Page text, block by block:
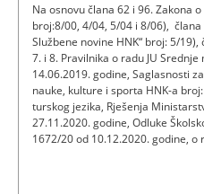
Na osnovu člana 62 i 96. Zakona
broj:8/00, 4/04, 5/04 i 8/06),
Službene novine HNK“ broj: 5/
7. i 8. Pravilnika o radu JU
14.06.2019. godine, Saglasnosti
nauke, kulture i sporta HNK-a
turskog jezika, Rješenja
27.11.2020. godine, Odluke
1672/20 od 10.12.2020. godine, o